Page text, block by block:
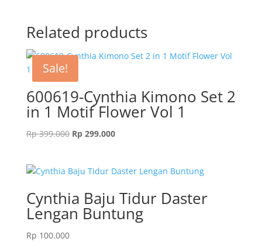
Related products
Sale!
600619-Cynthia Kimono Set 2
in 1 Motif Flower Vol 1
Rp399.000 Original
Rp 399.000.
Rp299.000Current
Rp 299.000.
Cynthia Baju Tidur Daster
Lengan Buntung
Rp 100.000